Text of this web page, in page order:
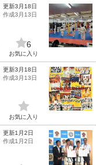
更新3月18日
作成3月13日
6
お気に入り
更新3月18日
作成3月13日
お気に入り
更新1月2日
作成1月2日